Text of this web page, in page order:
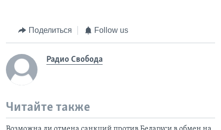
Поделиться Follow us
Радио Свобода
Читайте также